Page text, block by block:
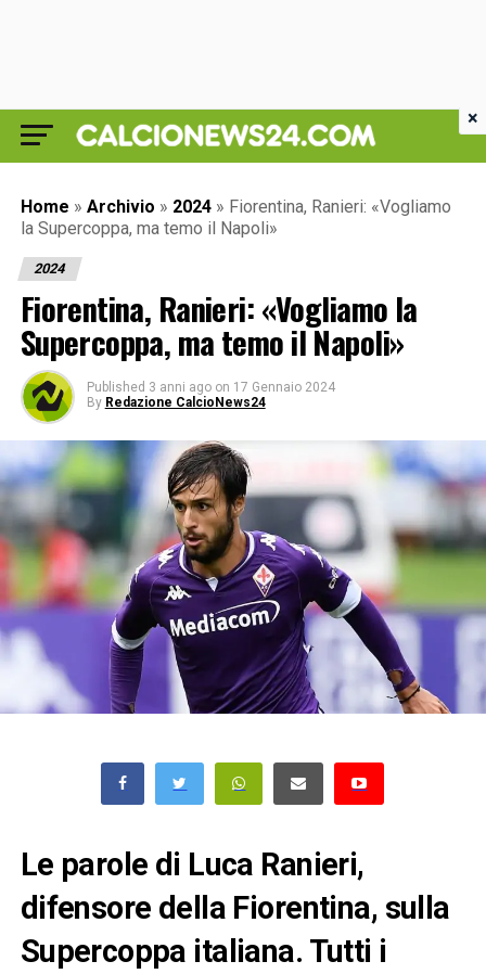
Home » Archivio » 2024 » Fiorentina, Ranieri: «Vogliamo
la Supercoppa, ma temo il Napoli»
2024
Fiorentina, Ranieri: «Vogliamo la
Supercoppa, ma temo il Napoli»
Published 3 anni ago on 17 Gennaio 2024
By Redazione CalcioNews24
Le parole di Luca Ranieri,
difensore della Fiorentina, sulla
Supercoppa italiana. Tutti i
×